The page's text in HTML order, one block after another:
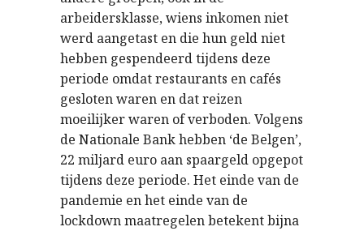
arbeidersklasse, wiens inkomen niet
werd aangetast en die hun geld niet
hebben gespendeerd tijdens deze
periode omdat restaurants en cafés
gesloten waren en dat reizen
moeilijker waren of verboden. Volgens
de Nationale Bank hebben ‘de Belgen’,
22 miljard euro aan spaargeld opgepot
tijdens deze periode. Het einde van de
pandemie en het einde van de
lockdown maatregelen betekent bijna